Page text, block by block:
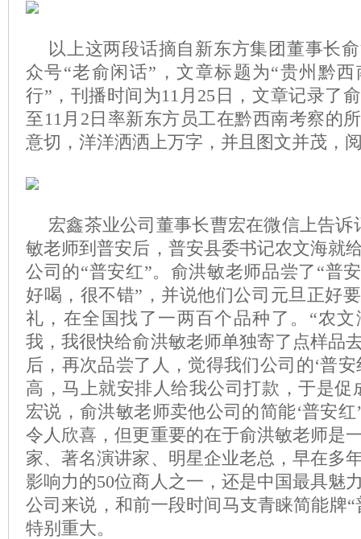
以上这两段话摘自新东方集团董事长
众号“老俞闲话”，文章标题为“贵州黔
行”，刊播时间为11月25日，文章记录了
至11月2日率新东方员工在黔西南考察的
意切，洋洋洒洒上万字，并且图文并茂，
宏鑫茶业公司董事长曹宏在微信上告诉
敏老师到普安后，普安县委书记农文海就
公司的“普安红”。俞洪敏老师品尝了“普
好喝，很不错”，并说他们公司元旦正好
礼，在全国找了一两百个品种了。“农
我，我很快给俞洪敏老师单独寄了点样品
后，再次品尝了人，觉得我们公司的‘普
高，马上就安排人给我公司打款，于是促
宏说，俞洪敏老师卖他公司的简能‘普安
令人欣喜，但更重要的在于俞洪敏老师是
家、著名演讲家、明星企业老总，早在多
影响力的50位商人之一，还是中国最具魅
公司来说，和前一段时间马支青睐简能牌
特别重大。